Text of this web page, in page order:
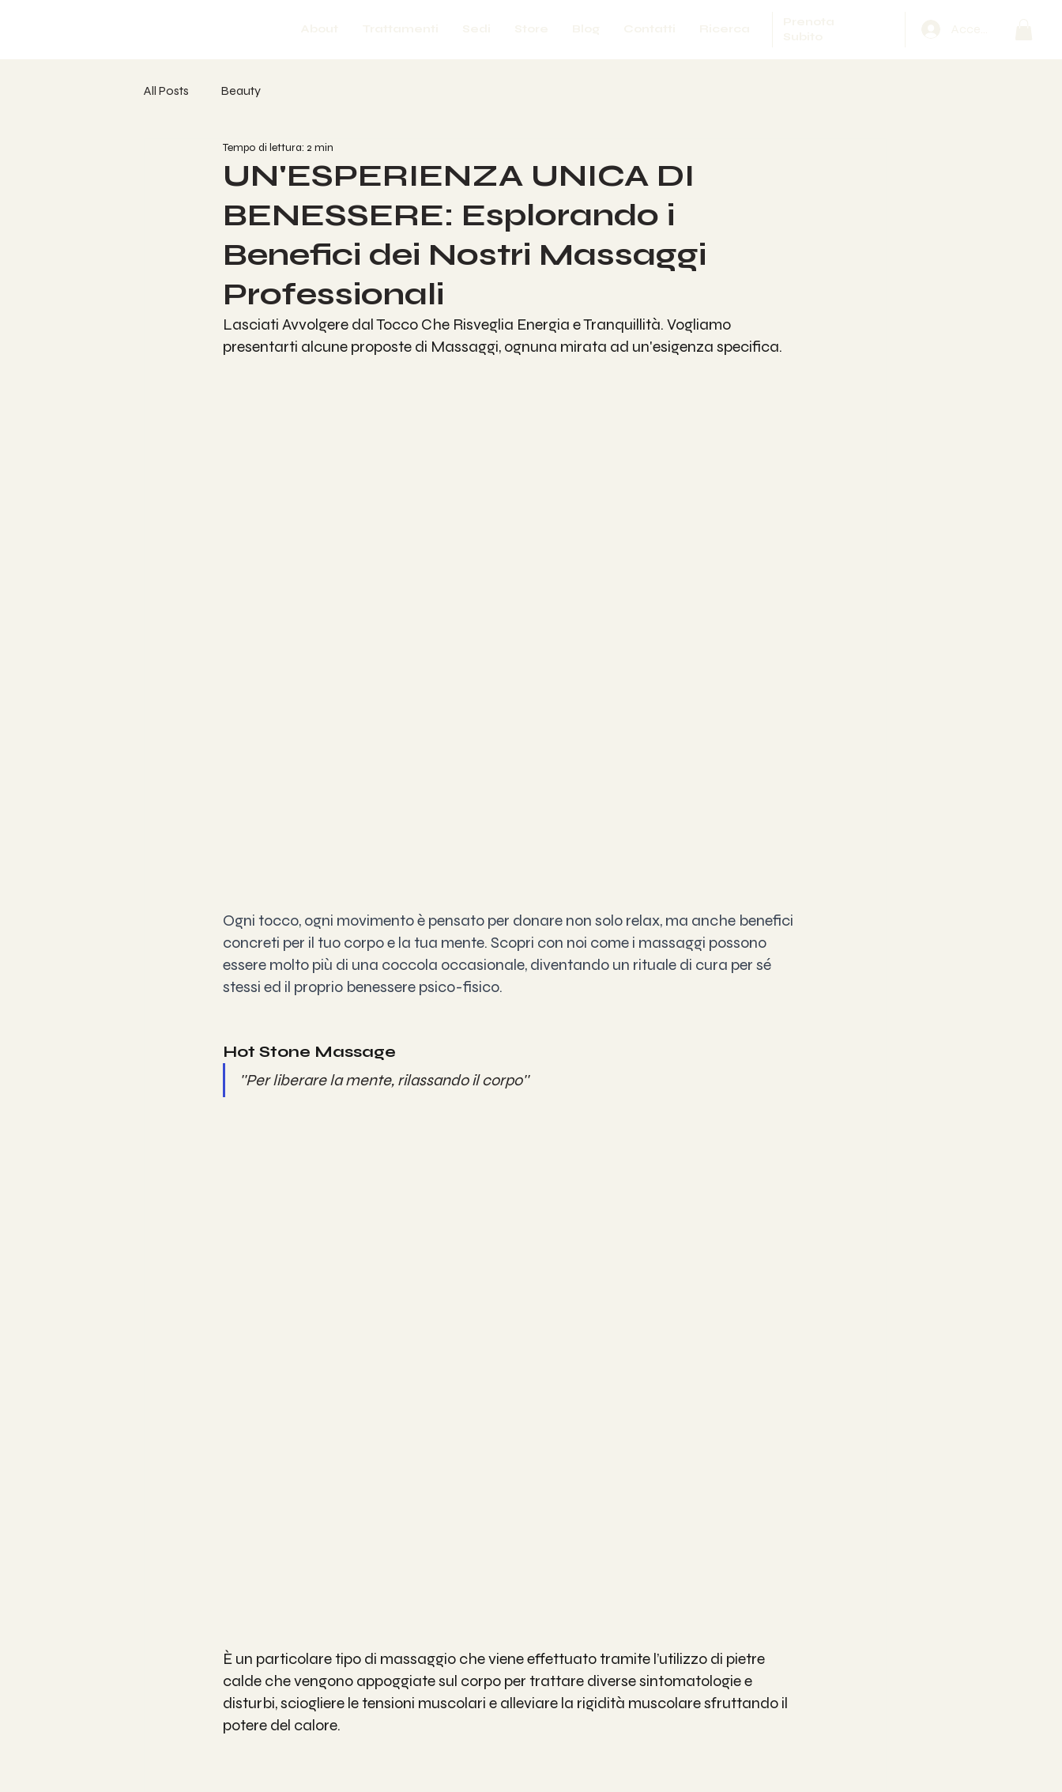
All Posts Beauty
UN'ESPERIENZA UNICA DI
BENESSERE: Esplorando i
Benefici dei Nostri Massaggi
Professionali
Tempo di lettura: 2 min
Lasciati Avvolgere dal Tocco Che Risveglia Energia e Tranquillità. Vogliamo
presentarti alcune proposte di Massaggi, ognuna mirata ad un'esigenza specifica.
Ogni tocco, ogni movimento è pensato per donare non solo relax, ma anche benefici
concreti per il tuo corpo e la tua mente. Scopri con noi come i massaggi possono
essere molto più di una coccola occasionale, diventando un rituale di cura per sé
stessi ed il proprio benessere psico-fisico.
Hot Stone Massage
''Per liberare la mente, rilassando il corpo''
È un particolare tipo di massaggio che viene effettuato tramite l’utilizzo di pietre
calde che vengono appoggiate sul corpo per trattare diverse sintomatologie e
disturbi, sciogliere le tensioni muscolari e alleviare la rigidità muscolare sfruttando il
potere del calore.